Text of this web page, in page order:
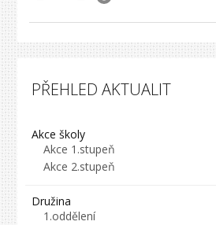
PŘEHLED AKTUALIT
Akce školy
Akce 1.stupeň
Akce 2.stupeň
Družina
1.oddělení